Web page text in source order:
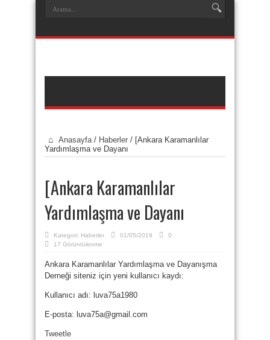
Anasayfa / Haberler / [Ankara Karamanlılar
Yardımlaşma ve Dayanı
[Ankara Karamanlılar
Yardımlaşma ve Dayanı
Kategori: Haberler 01/05/2019
0
17 Görüntülenme
Ankara Karamanlılar Yardımlaşma ve Dayanışma
Derneği siteniz için yeni kullanıcı kaydı:
Kullanıcı adı: luva75a1980
E-posta: luva75a@gmail.com
Tweetle